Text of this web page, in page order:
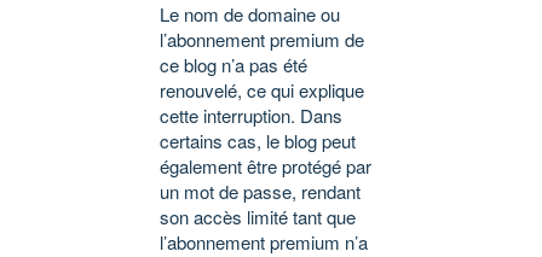
Le nom de domaine ou
l’abonnement premium de
ce blog n’a pas été
renouvelé, ce qui explique
cette interruption. Dans
certains cas, le blog peut
également être protégé par
un mot de passe, rendant
son accès limité tant que
l’abonnement premium n’a